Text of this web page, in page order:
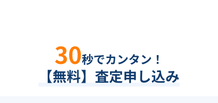
30秒でカンタン！
【無料】査定申し込み